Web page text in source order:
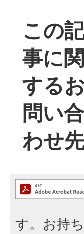
この記
事に関
するお
問い合
わせ先
す。お持